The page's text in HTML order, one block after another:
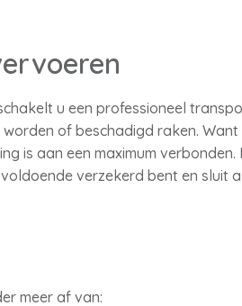
u een professioneel
of beschadigd raken.
is aan een maximum
verzekerd bent en sluit
meer af van: